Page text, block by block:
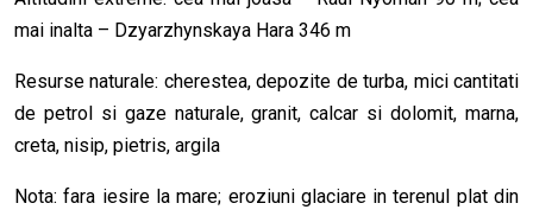
mai inalta – Dzyarzhynskaya Hara 346 m
Resurse naturale: cherestea, depozite de turba, mici cantitati
de petrol si gaze naturale, granit, calcar si dolomit, marna,
creta, nisip, pietris, argila
Nota: fara iesire la mare; eroziuni glaciare in terenul plat din